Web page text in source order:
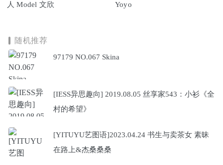
人 Model 文欣
Yoyo
随机推荐
97179 NO.067 Skina
[IESS异思趣向] 2019.08.05 丝享家543：小衫《全
村的希望》
[YITUYU艺图语]2023.04.24 书生与卖茶女 素昧
在路上&杰桑桑桑